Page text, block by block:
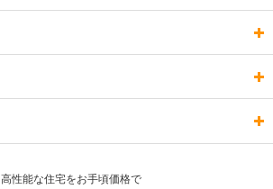
高性能な住宅をお手頃価格で